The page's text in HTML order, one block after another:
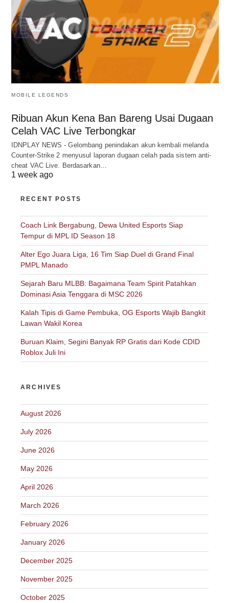
MOBILE LEGENDS
Ribuan Akun Kena Ban Bareng Usai Dugaan
Celah VAC Live Terbongkar
IDNPLAY NEWS - Gelombang penindakan akun kembali melanda
Counter-Strike 2 menyusul laporan dugaan celah pada sistem anti-
cheat VAC Live. Berdasarkan…
1 week ago
RECENT POSTS
Coach Link Bergabung, Dewa United Esports Siap
Tempur di MPL ID Season 18
Alter Ego Juara Liga, 16 Tim Siap Duel di Grand Final
PMPL Manado
Sejarah Baru MLBB: Bagaimana Team Spirit Patahkan
Dominasi Asia Tenggara di MSC 2026
Kalah Tipis di Game Pembuka, OG Esports Wajib Bangkit
Lawan Wakil Korea
Buruan Klaim, Segini Banyak RP Gratis dari Kode CDID
Roblox Juli Ini
ARCHIVES
August 2026
July 2026
June 2026
May 2026
April 2026
March 2026
February 2026
January 2026
December 2025
November 2025
October 2025